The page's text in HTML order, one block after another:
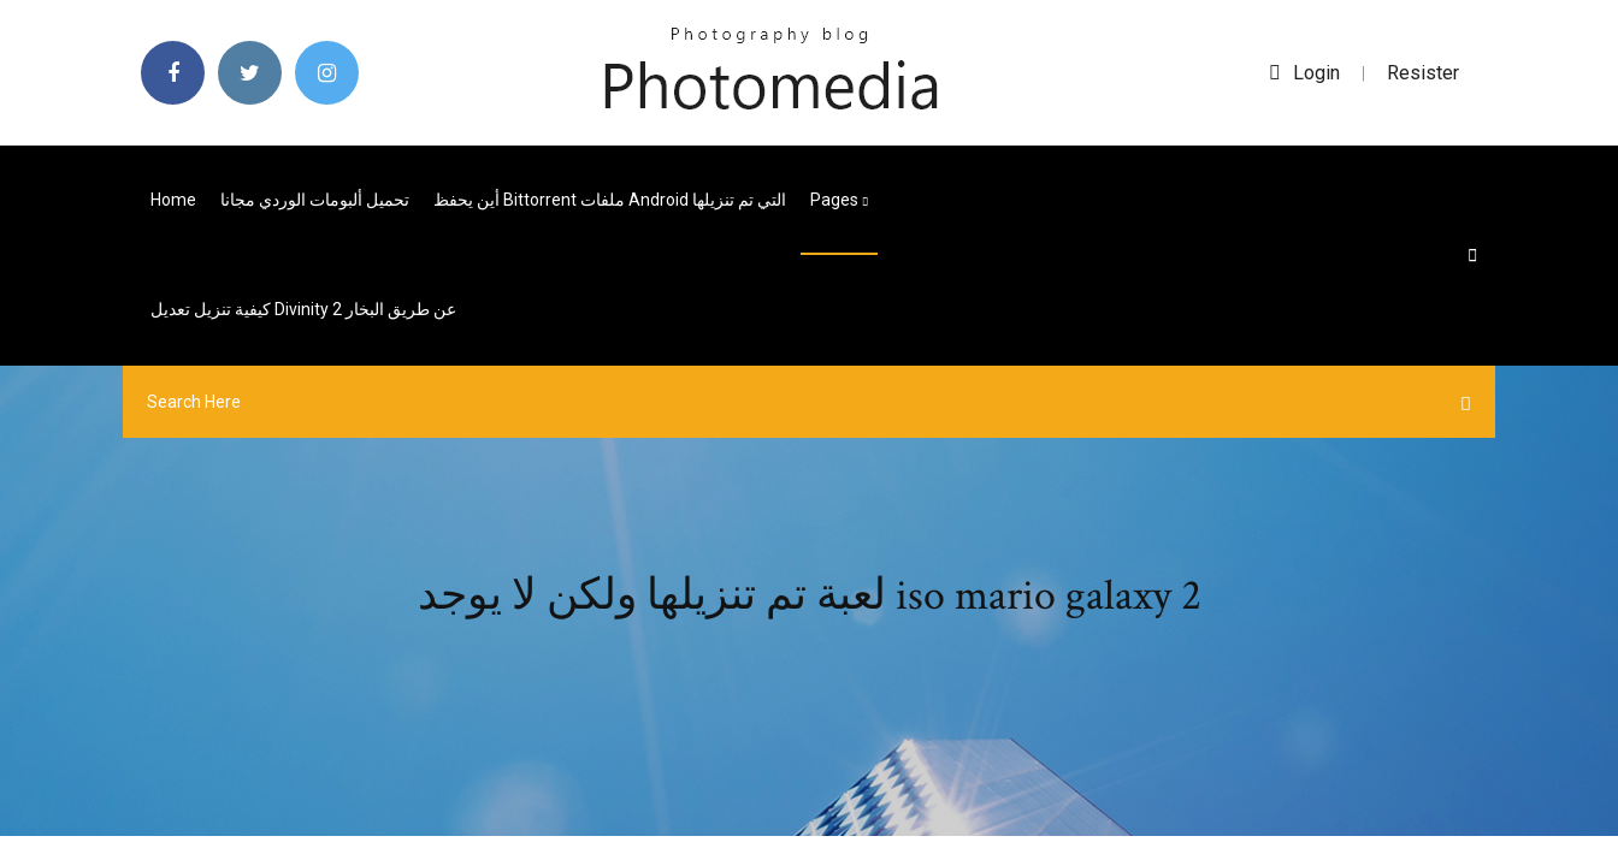
Login | Resister
Home تحميل ألبومات الوردي مجانا أين يحفظ Bittorrent ملفات Android التي تم تنزيلها Pages
كيفية تنزيل تعديل Divinity 2 عن طريق البخار
لعبة تم تنزيلها ولكن لا يوجد iso mario galaxy 2